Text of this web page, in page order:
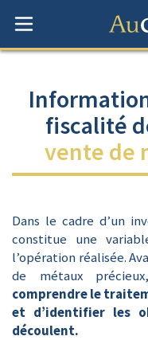
fiscalité
vente de
Dans le cadre d’un
constitue une
l’opération réalisée.
de métaux
comprendre le
et d’identifier les
découlent.